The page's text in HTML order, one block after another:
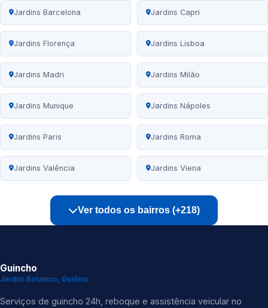
Jardins Barcelona Jardins Capri
Jardins Florença Jardins Lisboa
Jardins Madri Jardins Milão
Jardins Munique Jardins Nápoles
Jardins Paris Jardins Roma
Jardins Valência Jardins Viena
Ver todos os bairros (+218)
Guincho
Jardim Botanico, Goiânia
Serviços de guincho 24h, reboque e assistência veicular no